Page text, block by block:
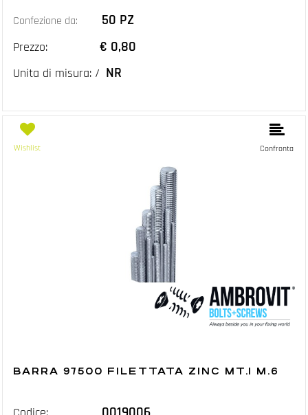
Confezione da: 50 PZ
Prezzo: € 0,80
Unita di misura: / NR
Wishlist Confronta
BARRA 97500 FILETTATA ZINC MT.1 M.6